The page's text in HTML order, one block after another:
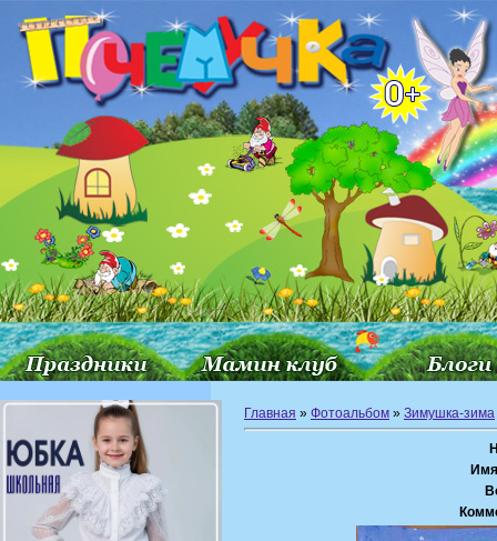
Главная » Фотоальбом » Зимушка-зима